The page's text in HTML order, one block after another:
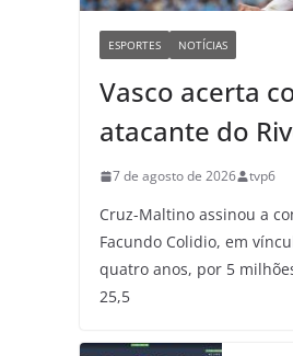
ESPORTES NOTÍCIAS
Vasco acerta
atacante do
7 de agosto de 2026 tvp6
Cruz-Maltino assinou a
Facundo Colidio, em
quatro anos, por 5
25,5